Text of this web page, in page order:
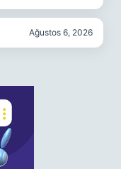
Ağustos 6, 2026